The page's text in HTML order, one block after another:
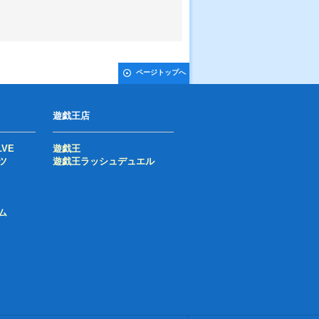
ページトップへ
遊戯王店
遊戯王
遊戯王ラッシュデュエル